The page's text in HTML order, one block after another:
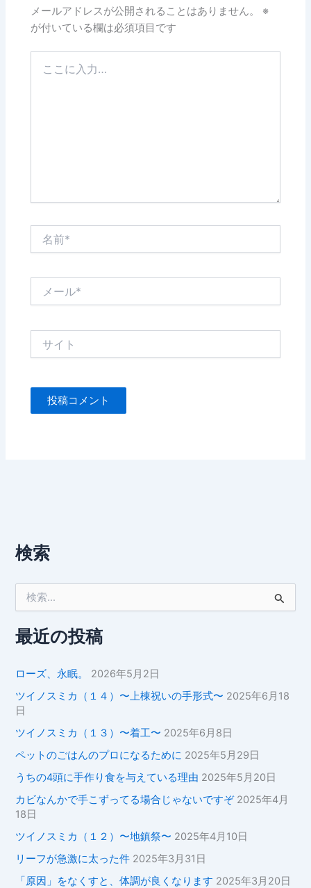
メールアドレスが公開されることはありません。
※
が付いている欄は必須項目です
検索
象
:最近の投稿
ローズ、永眠。
2026年5月2日
ツイノスミカ（１４）〜上棟祝いの手形式〜 2025年6月18
日
ツイノスミカ（１３）〜着工〜 2025年6月8日
ペットのごはんのプロになるために 2025年5月29日
うちの4頭に手作り食を与えている理由 2025年5月20日
カビなんかで手こずってる場合じゃないですぞ 2025年4月
18日
ツイノスミカ（１２）〜地鎮祭〜 2025年4月10日
リーフが急激に太った件 2025年3月31日
「原因」をなくすと、体調が良くなります 2025年3月20日